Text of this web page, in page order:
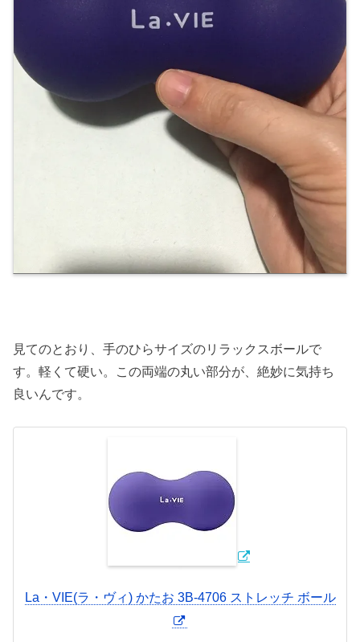
見てのとおり、手のひらサイズのリラックスボールで
す。軽くて硬い。この両端の丸い部分が、絶妙に気持ち
良いんです。
La・VIE(ラ・ヴィ) かたお 3B-4706 ストレッチ ボール